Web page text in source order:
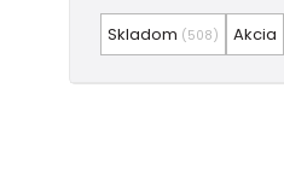
Skladom (508) Akcia